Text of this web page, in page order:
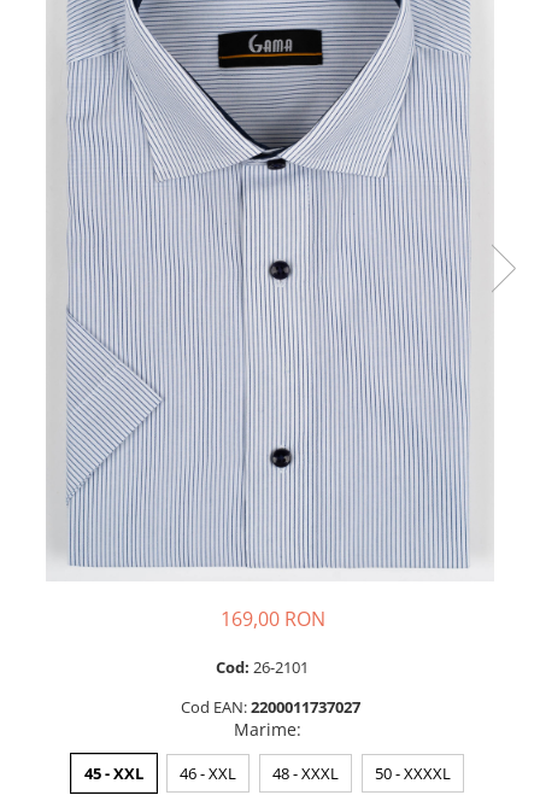
169,00 RON
Cod: 26-2101
Cod EAN:2200011737027
Marime:
45 - XXL 46 - XXL 48 - XXXL 50 - XXXXL